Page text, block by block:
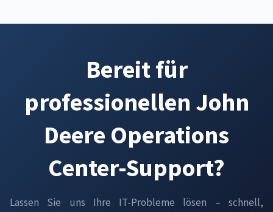
Bereit für
professionellen John
Deere Operations
Center-Support?
Lassen Sie uns Ihre IT-Probleme lösen – schnell,